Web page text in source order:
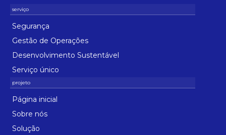
Segurança
Gestão de Operações
Desenvolvimento Sustentável
Serviço único
Página inicial
Sobre nós
Solução